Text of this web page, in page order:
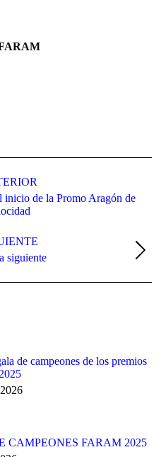
Publicación
anterior:
inicio de la Promo Aragón de
Publicación
siguiente:
siguiente
de campeones de los premios
CAMPEONES FARAM 2025